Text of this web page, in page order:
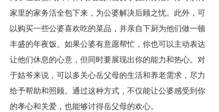
家里的家务活全包下来，为公婆解决后顾之忧。此外，可
以购买一些公婆喜欢吃的菜品，并亲自下厨为他们做一顿
丰盛的年夜饭。如果公婆有意愿帮忙，你也可以主动表达
让他们休息的心意，但同时要展现出你的能力和热心。对
于姑爷来说，可以多关心岳父母的生活和养老需求，尽力
给予帮助和照顾。通过这种方式，不仅能让公婆感受到你
的孝心和关爱，也能够讨得岳父母的欢心。